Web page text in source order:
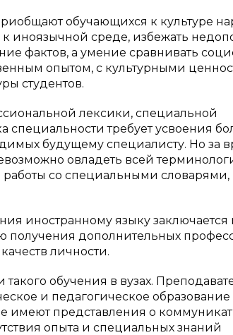
обучающихся к культуре
к иноязычной среде, избежать
фактов, а умение сравнивать
опытом, с культурными
студентов.
лексики, специальной
требует усвоения
будущему специалисту. Но за
овладеть всей
со специальными словарями,
иностранному языку заключается
дополнительных
личности.
обучения в вузах.
и педагогическое
имеют представления о
опыта и специальных знаний